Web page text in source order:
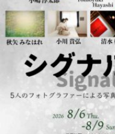
ス
キ
ッ